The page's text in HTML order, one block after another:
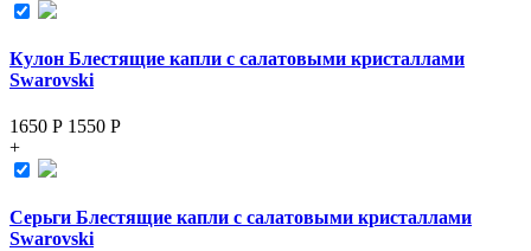
Кулон Блестящие капли с салатовыми кристаллами
Swarovski
1650 Р 1550 Р
+
Серьги Блестящие капли с салатовыми кристаллами
Swarovski